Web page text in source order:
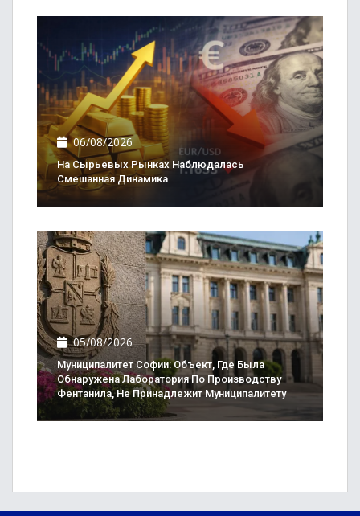
06/08/2026
На Сырьевых Рынках Наблюдалась
Смешанная Динамика
05/08/2026
Муниципалитет Софии: Объект, Где Была
Обнаружена Лаборатория По Производству
Фентанила, Не Принадлежит Муниципалитету